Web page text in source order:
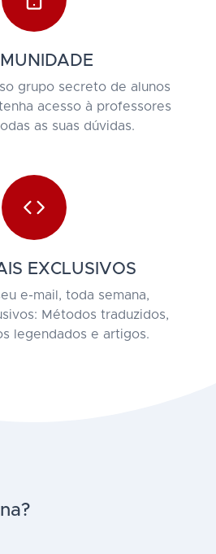
grupo secreto de alunos
acesso à professores
as suas dúvidas.
EXCLUSIVOS
e-mail, toda semana,
Métodos traduzidos,
legendados e artigos.